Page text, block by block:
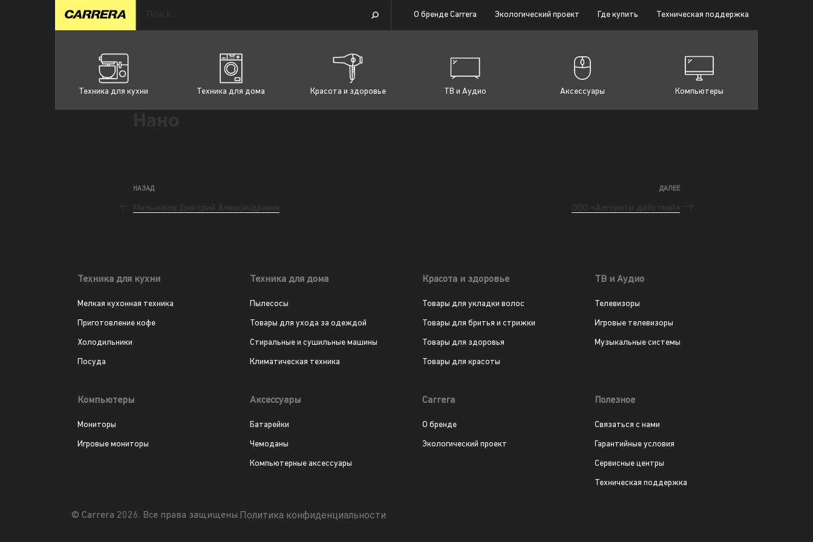
О бренде Carrera Экологический проект Где купить Техническая поддержка
Техника для кухни Техника для дома Красота и здоровье ТВ и Аудио Аксессуары Компьютеры
НАЗАД ДАЛЕЕ
Техника для кухни
Мелкая кухонная техника
Приготовление кофе
Холодильники
Посуда
Техника для дома
Пылесосы
Товары для ухода за одеждой
Стиральные и сушильные машины
Климатическая техника
Красота и здоровье
Товары для укладки волос
Товары для бритья и стрижки
Товары для здоровья
Товары для красоты
ТВ и Аудио
Телевизоры
Игровые телевизоры
Музыкальные системы
Компьютеры
Мониторы
Игровые мониторы
Аксессуары
Батарейки
Чемоданы
Компьютерные аксессуары
Carrera
О бренде
Экологический проект
Полезное
Связаться с нами
Гарантийные условия
Сервисные центры
Техническая поддержка
© Carrera 2026. Все права защищены.Политика конфиденциальности